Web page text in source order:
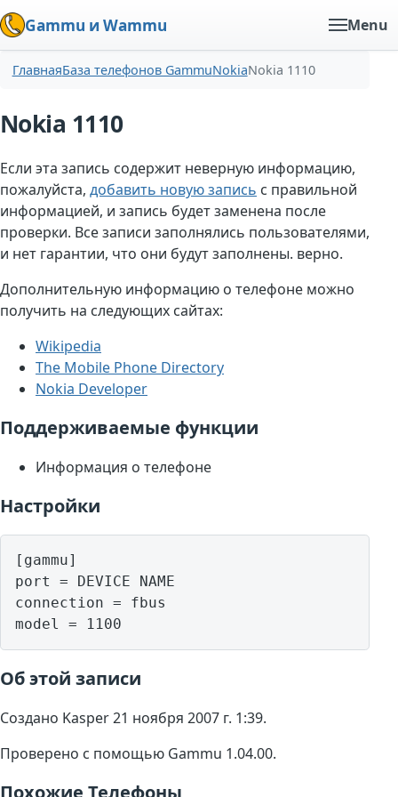
Gammu и Wammu Menu
ГлавнаяБаза телефонов GammuNokiaNokia 1110
Nokia 1110
Если эта запись содержит неверную информацию,
пожалуйста, добавить новую запись с правильной
информацией, и запись будет заменена после
проверки. Все записи заполнялись пользователями,
и нет гарантии, что они будут заполнены. верно.
Дополнительную информацию о телефоне можно
получить на следующих сайтах:
Wikipedia
The Mobile Phone Directory
Nokia Developer
Поддерживаемые функции
Информация о телефоне
Настройки
[gammu]
port = DEVICE NAME
connection = fbus
model = 1100
Об этой записи
Создано Kasper 21 ноября 2007 г. 1:39.
Проверено с помощью Gammu 1.04.00.